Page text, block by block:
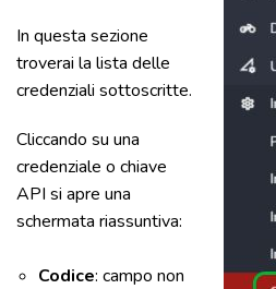
In questa sezione
troverai la lista delle
credenziali sottoscritte.
Cliccando su una
credenziale o chiave
API si apre una
schermata riassuntiva:
Codice: campo non